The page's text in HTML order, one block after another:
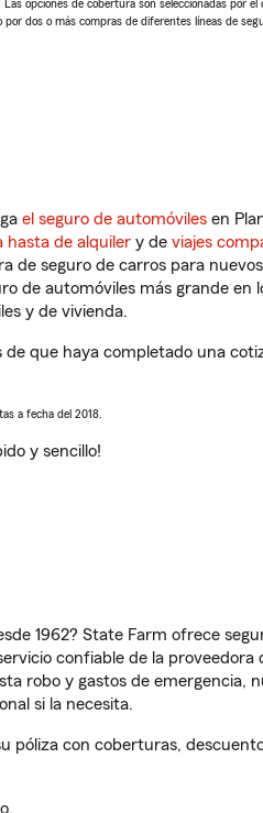
opciones de cobertura son seleccionadas por
dos o más compras de diferentes líneas de
el seguro de automóviles en
hasta de alquiler y de viajes
seguro de carros para
de automóviles más grande en
y de vivienda.
que haya completado una
a fecha del 2018.
y sencillo!
1962? State Farm ofrece
confiable de la proveedora
robo y gastos de emergencia,
si la necesita.
póliza con coberturas,